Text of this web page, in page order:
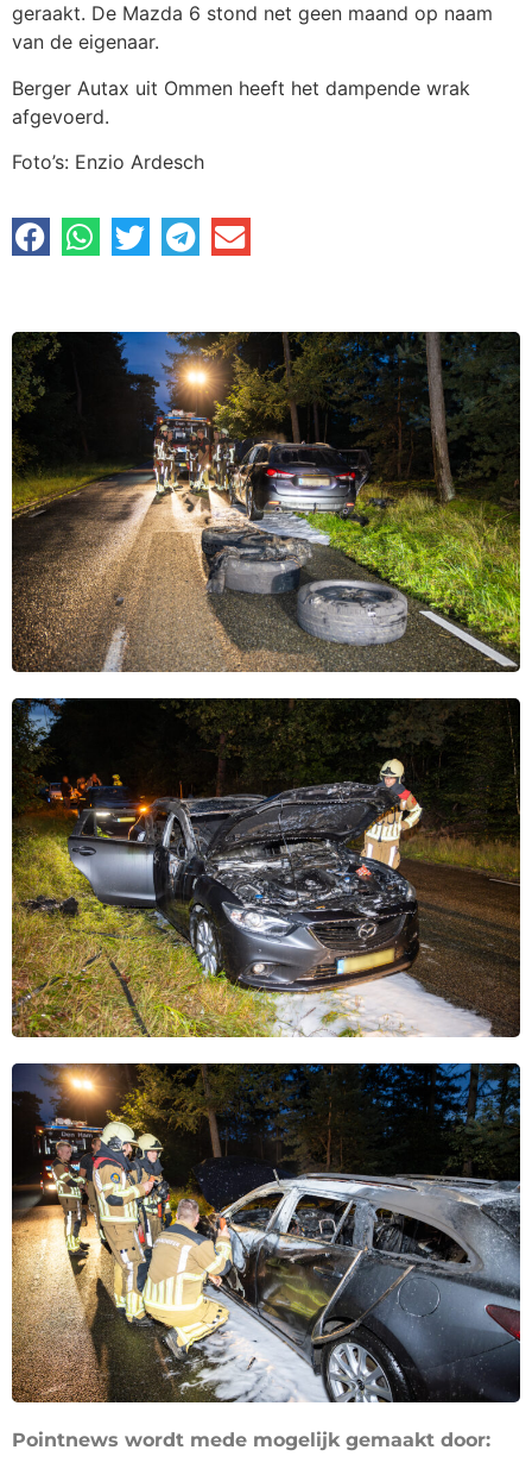
geraakt. De Mazda 6 stond net geen maand op naam
van de eigenaar.
Berger Autax uit Ommen heeft het dampende wrak
afgevoerd.
Foto’s: Enzio Ardesch
Pointnews wordt mede mogelijk gemaakt door: